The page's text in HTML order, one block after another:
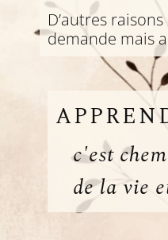
D’autres
demande mais
c'est
de la vie